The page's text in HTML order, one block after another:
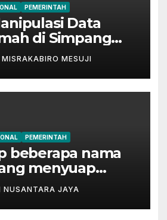
PEMERINTAH
Data
di Simpang
Tak
Jawab Disinyalir
Bansos
MISRAKABIRO MESUJI
PEMERINTAH
beberapa nama
menyuap
Lampung
NUSANTARA JAYA